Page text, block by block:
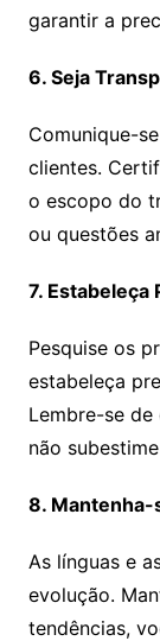
garantir a
6. Seja
Comunique-
clientes.
o escopo do
ou questões
7.
Pesquise os
estabeleça
Lembre-se
não
8. Mantenha-
As línguas e
evolução.
tendências,